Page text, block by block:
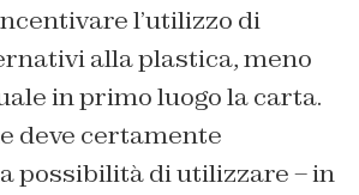
l’utilizzo di
alla plastica, meno
in primo luogo la carta.
deve certamente
possibilità di utilizzare – in